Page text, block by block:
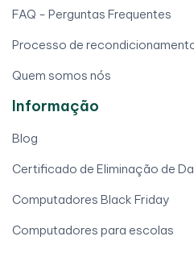
FAQ - Perguntas Frequentes
Processo de
Quem somos nós
Informação
Blog
Certificado de Eliminação de
Computadores Black Friday
Computadores para escolas